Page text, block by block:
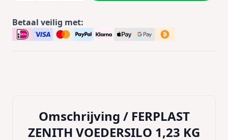
Betaal veilig met:
Omschrijving / FERPLAST
ZENITH VOEDERSILO 1,23 KG